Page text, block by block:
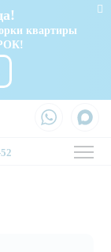
квартиры